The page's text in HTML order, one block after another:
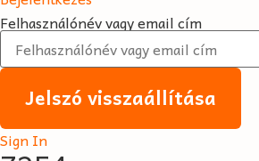
Felhasználónév vagy email cím
Jelszó visszaállítása
Sign In